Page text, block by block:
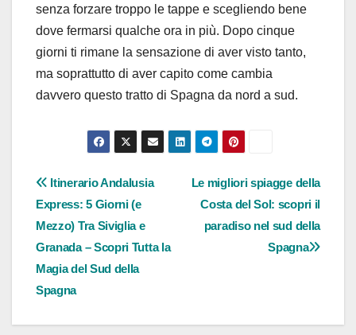
senza forzare troppo le tappe e scegliendo bene
dove fermarsi qualche ora in più. Dopo cinque
giorni ti rimane la sensazione di aver visto tanto,
ma soprattutto di aver capito come cambia
davvero questo tratto di Spagna da nord a sud.
Navigazione
articoli
Le migliori spiagge della
Costa del Sol: scopri il
paradiso nel sud della
Spagna
Itinerario Andalusia
Express: 5 Giorni (e
Mezzo) Tra Siviglia e
Granada – Scopri Tutta la
Magia del Sud della
Spagna